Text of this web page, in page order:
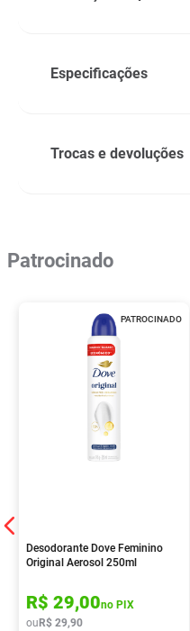
Especificações
Trocas e devoluções
Patrocinado
PATROCINADO
Desodorante Dove Feminino
Original Aerosol 250ml
R$ 29,00no PIX
ou R$ 29,90